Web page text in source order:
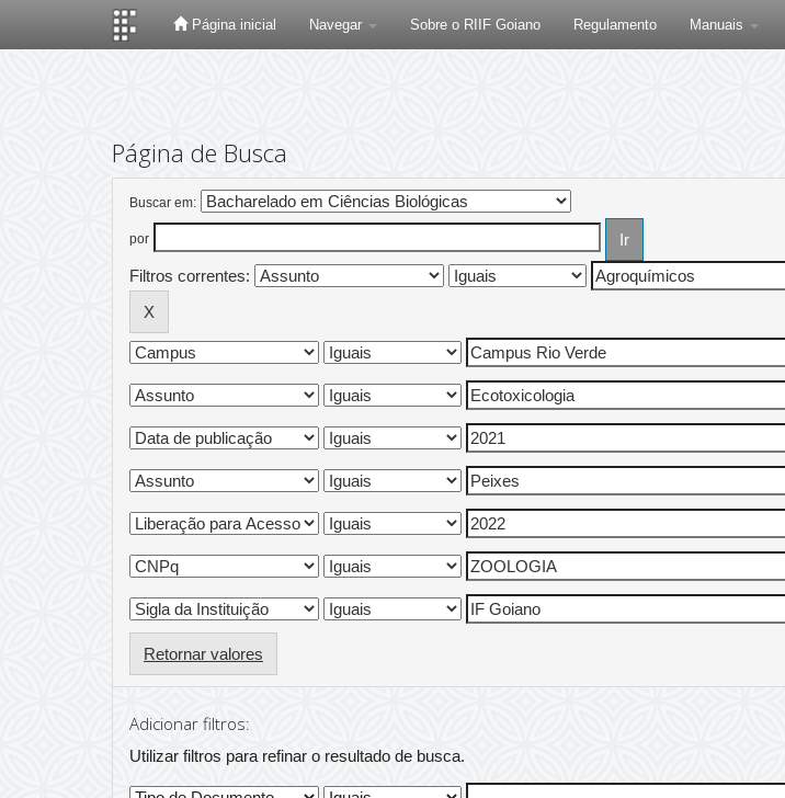
Página inicial Navegar Sobre o RIIF Goiano Regulamento Manuais
Página de Busca
Buscar em:
por
Filtros correntes:
Retornar valores
Adicionar filtros:
Utilizar filtros para refinar o resultado de busca.